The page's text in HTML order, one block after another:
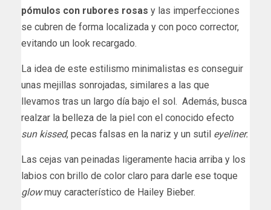
pómulos con rubores rosas y las imperfecciones
se cubren de forma localizada y con poco corrector,
evitando un look recargado.
La idea de este estilismo minimalistas es conseguir
unas mejillas sonrojadas, similares a las que
llevamos tras un largo día bajo el sol. Además, busca
realzar la belleza de la piel con el conocido efecto
sun kissed, pecas falsas en la nariz y un sutil eyeliner.
Las cejas van peinadas ligeramente hacia arriba y los
labios con brillo de color claro para darle ese toque
glowmuy característico de Hailey Bieber.